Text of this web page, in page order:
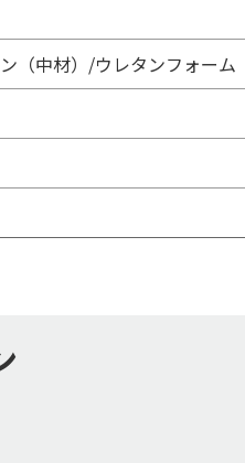
（中材）/ウレタンフォーム